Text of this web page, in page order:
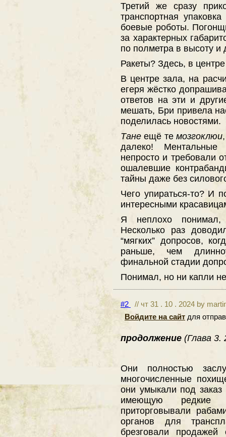
Третий же сразу
транспортная
боевые роботы.
за характерных
по полметра в высоту и
Ракеты? Здесь, в
В центре зала, на
егеря жёстко
ответов на эти и
мешать, Бри привела
поделилась новостями.
Тане ещё темозгоклюи
далеко! Ментальные
непросто и требовали
ошалевшие
тайны даже без
Чего упираться-то? И
интересными
Я неплохо
Несколько раз
“мягких” допросов,
раньше, чем
финальной стадии
Понимал, но ни капли
#2
// чт 31 . 10 . 2024 by
Войдите на сайт для
продолжение (Глава 3.
Они полностью
многочисленные
они умыкали под
имеющую редкие
приторговывали
органов для
брезговали